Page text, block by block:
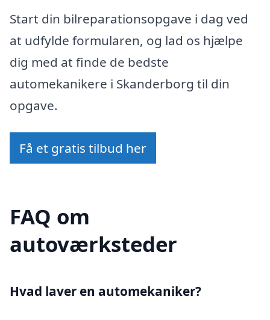
Start din bilreparationsopgave i dag ved
at udfylde formularen, og lad os hjælpe
dig med at finde de bedste
automekanikere i Skanderborg til din
opgave.
Få et gratis tilbud her
FAQ om
autoværksteder
Hvad laver en automekaniker?